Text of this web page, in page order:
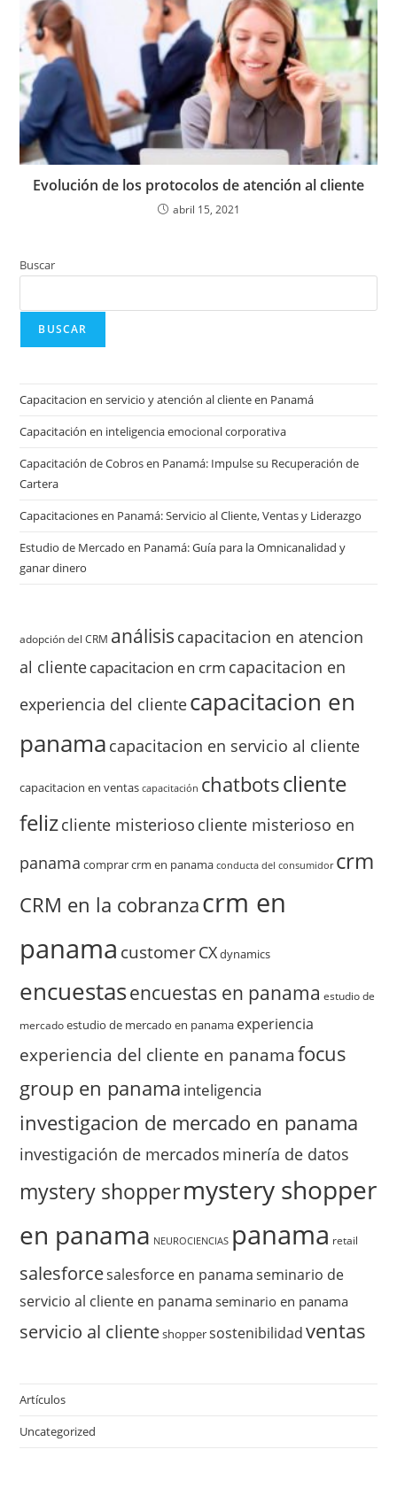
Evolución de los protocolos de atención al cliente
abril 15, 2021
Buscar
BUSCAR
Capacitacion en servicio y atención al cliente en Panamá
Capacitación en inteligencia emocional corporativa
Capacitación de Cobros en Panamá: Impulse su Recuperación de
Cartera
Capacitaciones en Panamá: Servicio al Cliente, Ventas y Liderazgo
Estudio de Mercado en Panamá: Guía para la Omnicanalidad y
ganar dinero
adopción del CRM análisis capacitacion en atencion
al clientecapacitacion en crm capacitacion en
experiencia del clientecapacitacion en
panama capacitacion en servicio al cliente
capacitacion en ventas capacitación chatbotscliente
felizcliente misterioso cliente misterioso en
panama comprar crm en panama conducta del consumidor crm
CRM en la cobranzacrm en
panama customerCXdynamics
encuestasencuestas en panama estudio de
mercado estudio de mercado en panama experiencia
experiencia del cliente en panama focus
group en panama inteligencia
investigacion de mercado en panama
investigación de mercados minería de datos
mystery shoppermystery shopper
en panama NEUROCIENCIAS panama retail
salesforcesalesforce en panama seminario de
servicio al cliente en panama seminario en panama
servicio al clienteshoppersostenibilidad ventas
Artículos
Uncategorized